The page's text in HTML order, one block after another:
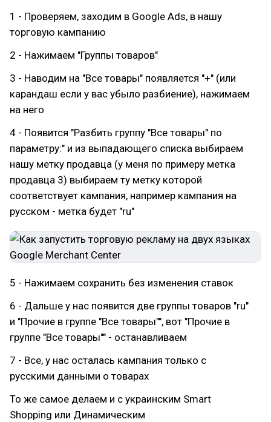
1 - Проверяем, заходим в Google Ads, в нашу
торговую кампанию
2 - Нажимаем "Группы товаров"
3 - Наводим на "Все товары" появляется "+" (или
карандаш если у вас убыло разбиение), нажимаем
на него
4 - Появится "Разбить группу "Все товары" по
параметру:" и из выпадающего списка выбираем
нашу метку продавца (у меня по примеру метка
продавца 3) выбираем ту метку которой
соответствует кампания, например кампания на
русском - метка будет "ru"
5 - Нажимаем сохранить без изменения ставок
6 - Дальше у нас появится две группы товаров "ru"
и "Прочие в группе "Все товары"", вот "Прочие в
группе "Все товары"" - останавливаем
7 - Все, у нас осталась кампания только с
русскими данными о товарах
То же самое делаем и с украинским Smart
Shopping или Динамическим